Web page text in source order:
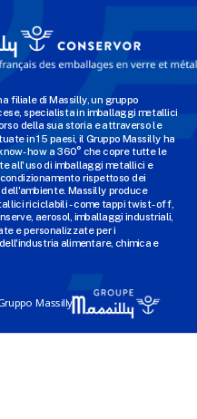
filiale di Massilly, un gruppo
specialista in imballaggi metallici
della sua storia e attraverso le
in 15 paesi, il Gruppo Massilly ha
how a 360° che copre tutte le
all'uso di imballaggi metallici e
rispettoso dei
Massilly produce
riciclabili - come tappi twist-off,
aerosol, imballaggi industriali,
e personalizzate per i
alimentare, chimica e
Massilly